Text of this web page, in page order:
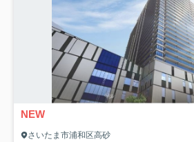
NEW
さいたま市浦和区高砂